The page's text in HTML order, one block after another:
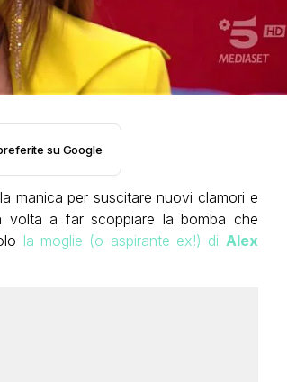
su Google
manica per suscitare nuovi clamori e
volta a far scoppiare la bomba che
la moglie (o aspirante ex!) di Alex